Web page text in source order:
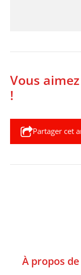
Vous
!
Partager cet
À propos